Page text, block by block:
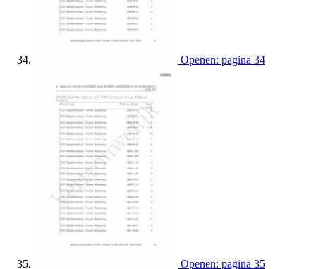
Openen: pagina 34
Openen: pagina 35